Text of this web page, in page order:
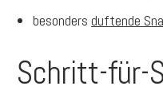
besonders duftende
Schritt-für-